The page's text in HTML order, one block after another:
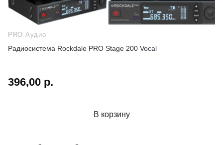
PRO Аудио
Радиосистема Rockdale PRO Stage 200 Vocal
396,00 р.
В корзину